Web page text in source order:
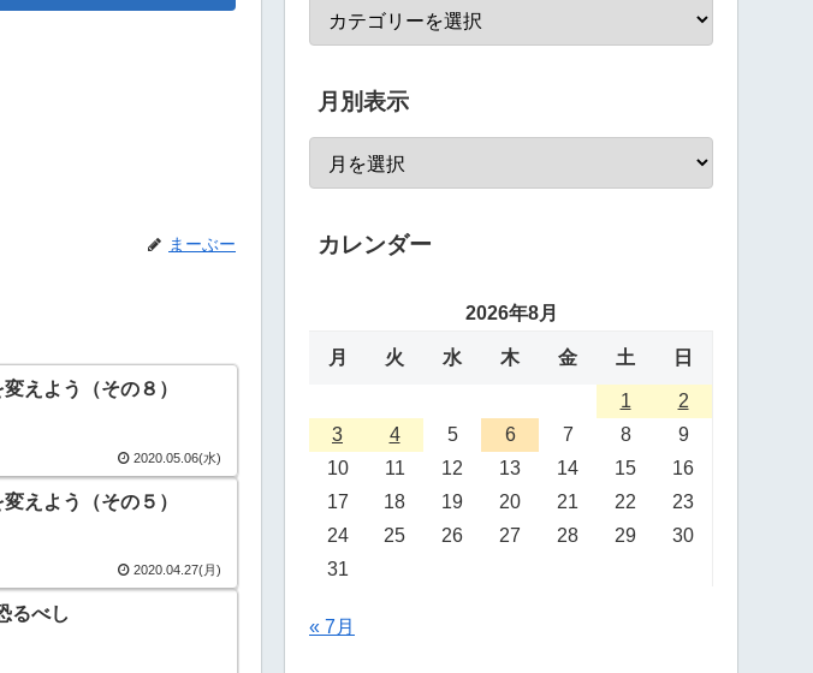
まーぶー
えよう（その８）
2020.05.06(水)
えよう（その５）
2020.04.27(月)
るべし
月別表示
カレンダー
2026年8月
月 火 水 木 金 土 日
1
2
3
4 5 6 7 8
9
10
11 12 13 14 15
16
17
18 19 20 21 22
23
24
25 26 27 28 29
30
31
« 7月